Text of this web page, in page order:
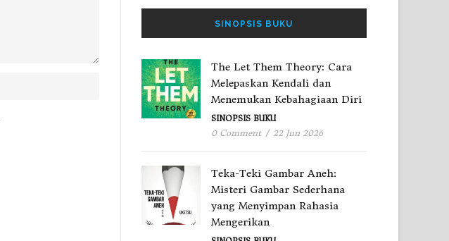
SINOPSIS BUKU
The Let Them Theory: Cara
Melepaskan Kendali dan
Menemukan Kebahagiaan Diri
SINOPSIS BUKU
0 Comment / 22 Jun 2026
Teka-Teki Gambar Aneh:
Misteri Gambar Sederhana
yang Menyimpan Rahasia
Mengerikan